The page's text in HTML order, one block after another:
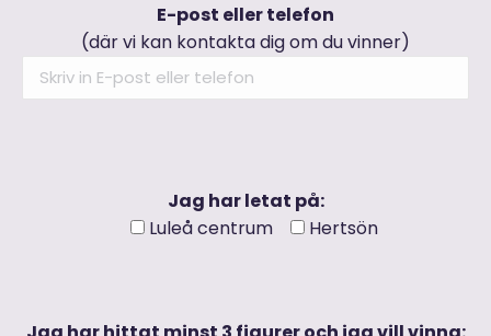
E-post eller telefon
(där vi kan kontakta dig om du vinner)
Jag har letat på:
Luleå centrum
Hertsön